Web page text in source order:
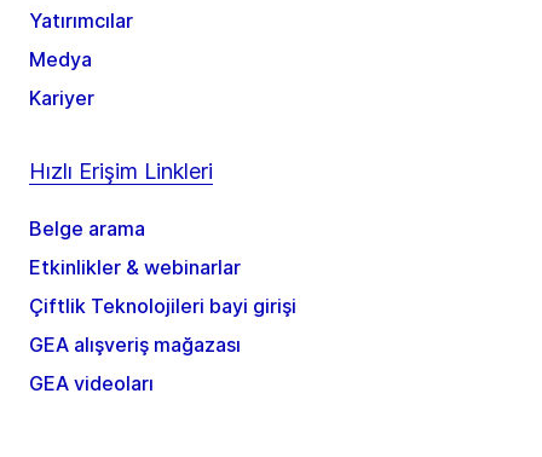
Yatırımcılar
Medya
Kariyer
Hızlı Erişim Linkleri
Belge arama
Etkinlikler & webinarlar
Çiftlik Teknolojileri bayi girişi
GEA alışveriş mağazası
GEA videoları